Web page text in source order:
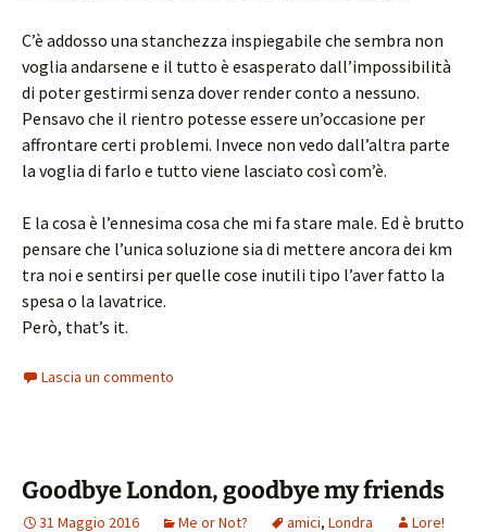
C’è addosso una stanchezza inspiegabile che sembra non
voglia andarsene e il tutto è esasperato dall’impossibilità
di poter gestirmi senza dover render conto a nessuno.
Pensavo che il rientro potesse essere un’occasione per
affrontare certi problemi. Invece non vedo dall’altra parte
la voglia di farlo e tutto viene lasciato così com’è.
E la cosa è l’ennesima cosa che mi fa stare male. Ed è brutto
pensare che l’unica soluzione sia di mettere ancora dei km
tra noi e sentirsi per quelle cose inutili tipo l’aver fatto la
spesa o la lavatrice.
Però, that’s it.
Lascia un commento
Goodbye London, goodbye my friends
31 Maggio 2016 Me or Not? amici, Londra Lore!